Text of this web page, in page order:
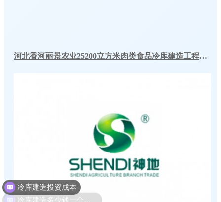
河北香河丽景农业25200立方米肉类食品冷库建造工程案例
冷库建造多少钱一个平方